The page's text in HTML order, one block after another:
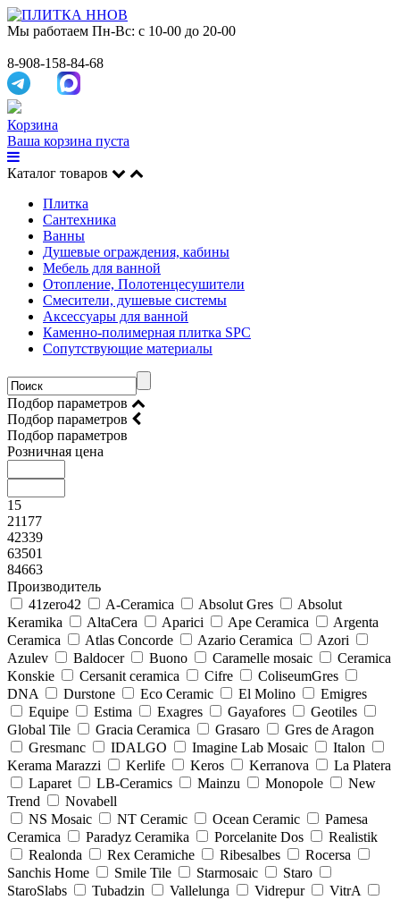
Мы работаем Пн-Вс: с 10-00 до 20-00
8-908-158-84-68
Корзина
Ваша корзина пуста
Каталог товаров
Плитка
Сантехника
Ванны
Душевые ограждения, кабины
Мебель для ванной
Отопление, Полотенцесушители
Смесители, душевые системы
Аксессуары для ванной
Каменно-полимерная плитка SPC
Сопутствующие материалы
Подбор параметров
Подбор параметров
Подбор параметров
Розничная цена
15
21177
42339
63501
84663
Производитель
41zero42
A-Ceramica Absolut Gres
Absolut
Keramika
AltaCera Aparici Ape Ceramica
Argenta
Ceramica
Atlas Concorde Azario Ceramica
Azori
Azulev
Baldocer Buono Caramelle mosaic
Ceramica
Konskie
Cersanit ceramica Cifre
ColiseumGres
DNA
Durstone Eco Ceramic El Molino
Emigres
Equipe
Estima Exagres Gayafores
Geotiles
Global Tile
Gracia Ceramica Grasaro
Gres de Aragon
Gresmanc
IDALGO Imagine Lab Mosaic
Italon
Kerama Marazzi
Kerlife Keros Kerranova
La Platera
Laparet
LB-Ceramics Mainzu Monopole
New
Trend
Novabell
NS Mosaic
NT Ceramic Ocean Ceramic
Pamesa
Ceramica
Paradyz Сeramika Porcelanite Dos
Realistik
Realonda
Rex Ceramiche Ribesalbes
Rocersa
Sanchis Home
Smile Tile Starmosaic
Staro
StaroSlabs
Tubadzin Vallelunga Vidrepur
VitrA